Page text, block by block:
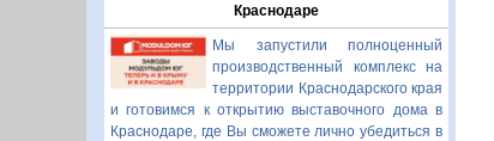
Краснодаре
Мы запустили полноценный
производственный комплекс на
территории Краснодарского края
и готовимся к открытию выставочного дома в
Краснодаре, где Вы сможете лично убедиться в